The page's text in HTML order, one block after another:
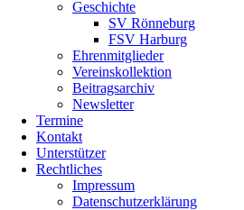
Geschichte
SV Rönneburg
FSV Harburg
Ehrenmitglieder
Vereinskollektion
Beitragsarchiv
Newsletter
Termine
Kontakt
Unterstützer
Rechtliches
Impressum
Datenschutzerklärung